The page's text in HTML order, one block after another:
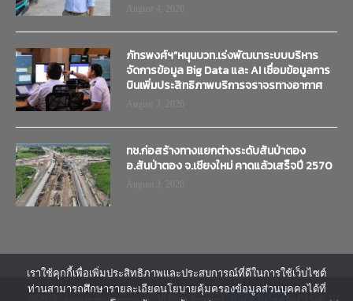
ภัทรพงศ์ฯ”หนุนบวท.เร่งพัฒนาระบบบริหาร
จัดการข้อมูล Big Data และ AI เชื่อมข้อมูลการ
บินเพิ่มประสิทธิภาพบริการจราจรทางอากาศ
ทช.ก่อสร้างทางแยกต่างระดับสันป่าตอง
อ.สันป่าตอง จ.เชียงใหม่ คาดแล้วเสร็จปี 2570
เราใช้คุกกี้เพื่อเพิ่มประสิทธิภาพและประสบการณ์ที่ดีในการใช้เว็บไซต์
ท่านสามารถศึกษารายละเอียดนโยบายคุ้มครองข้อมูลส่วนบุคคลได้ที่